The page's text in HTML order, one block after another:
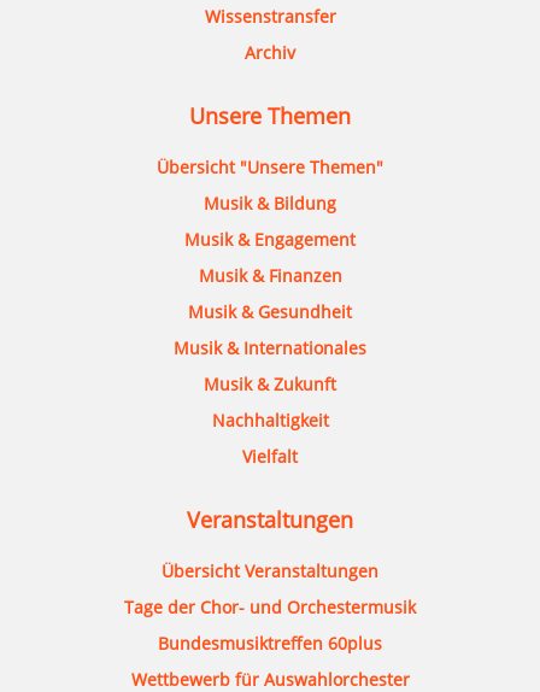
Wissenstransfer
Archiv
Unsere Themen
Übersicht "Unsere Themen"
Musik & Bildung
Musik & Engagement
Musik & Finanzen
Musik & Gesundheit
Musik & Internationales
Musik & Zukunft
Nachhaltigkeit
Vielfalt
Veranstaltungen
Übersicht Veranstaltungen
Tage der Chor- und Orchestermusik
Bundesmusiktreffen 60plus
Wettbewerb für Auswahlorchester